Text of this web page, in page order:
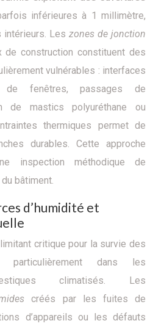
inférieures à 1 millimètre,
intérieurs. Les zones de jonction
de construction constituent des
vulnérables : interfaces
de fenêtres, passages de
de mastics polyuréthane ou
thermiques permet de
durables. Cette approche
inspection méthodique de
bâtiment.
d’humidité et
critique pour la survie des
dans les
climatisés. Les
créés par les fuites de
d’appareils ou les défauts